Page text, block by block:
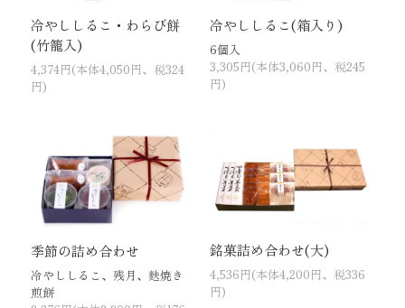
冷やししるこ・わらび餅
(竹籠入)
4,374円(本体4,050円、税324
円)
冷やししるこ(箱入り)
6個入
3,305円(本体3,060円、税245
円)
季節の詰め合わせ
冷やししるこ、残月、麩焼き
煎餅
銘菓詰め合わせ(大)
4,536円(本体4,200円、税336
円)